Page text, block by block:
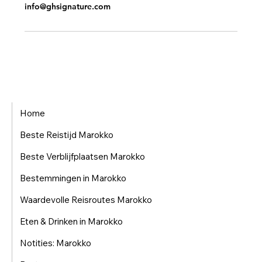
info@ghsignature.com
Home
Beste Reistijd Marokko
Beste Verblijfplaatsen Marokko
Bestemmingen in Marokko
Waardevolle Reisroutes Marokko
Eten & Drinken in Marokko
Notities: Marokko